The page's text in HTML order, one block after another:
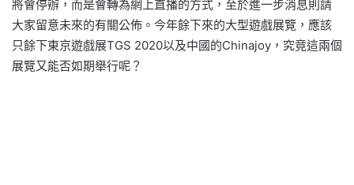
將會停辦，而是會轉為網上直播的方式，至於進一步消息則請
大家留意未來的有關公佈。今年餘下來的大型遊戲展覽，應該
只餘下東京遊戲展TGS 2020以及中國的Chinajoy，究竟這兩個
展覽又能否如期舉行呢？